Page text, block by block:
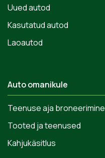
Uued autod
Kasutatud autod
Laoautod
Auto omanikule
Teenuse aja broneerimine
Tooted ja teenused
Kahjukäsitlus